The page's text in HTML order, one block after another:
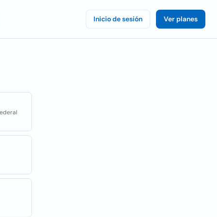
Inicio de sesión Ver planes